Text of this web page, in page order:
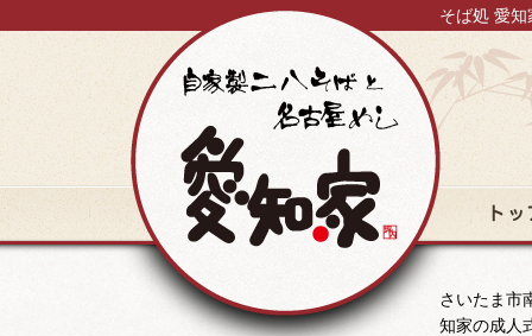
そば処 愛
さいたま市
知家の成人